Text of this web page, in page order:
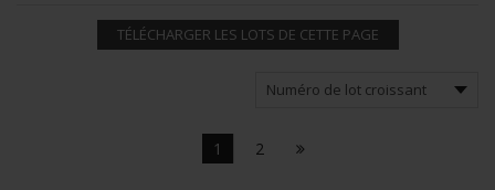
TÉLÉCHARGER LES LOTS DE CETTE PAGE
1 2